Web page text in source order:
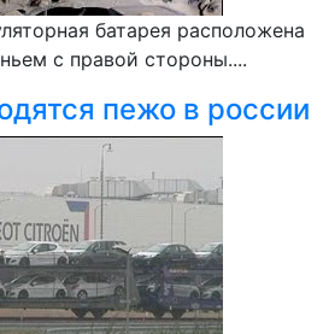
батарея расположена
с правой стороны....
пежо в россии